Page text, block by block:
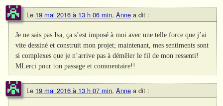
Le 19 mai 2016 à 13 h 06 min, Anne a dit :
Je ne sais pas Isa, ça s’est imposé à moi avec une telle force que j’ai
vite dessiné et construit mon projet; maintenant, mes sentiments sont
si complexes que je n’arrive pas à démêler le fil de mon ressenti!
MLerci pour ton passage et commentaire!!
Le 19 mai 2016 à 13 h 07 min, Anne a dit :